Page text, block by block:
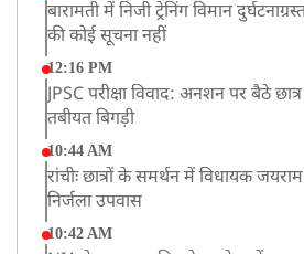
बारामती में निजी ट्रेनिंग विमान
की कोई सूचना नहीं
12:16 PM
JPSC परीक्षा विवाद: अनशन पर बैठे
तबीयत बिगड़ी
10:44 AM
रांचीः छात्रों के समर्थन में विधायक
निर्जला उपवास
10:42 AM